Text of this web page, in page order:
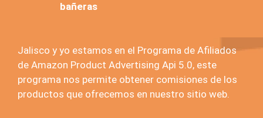
bañeras
Jalisco y yo estamos en el Programa de Afiliados
de Amazon Product Advertising Api 5.0, este
programa nos permite obtener comisiones de los
productos que ofrecemos en nuestro sitio web.